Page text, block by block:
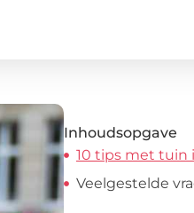
Inhoudsopgave
10 tips met tuin
Veelgestelde